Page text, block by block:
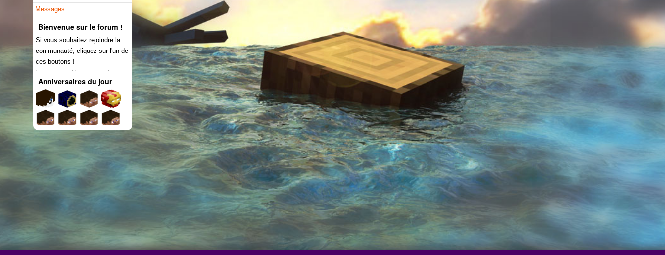
Messages
Bienvenue sur le forum !
Si vous souhaitez rejoindre la
communauté, cliquez sur l'un de
ces boutons !
Anniversaires du jour